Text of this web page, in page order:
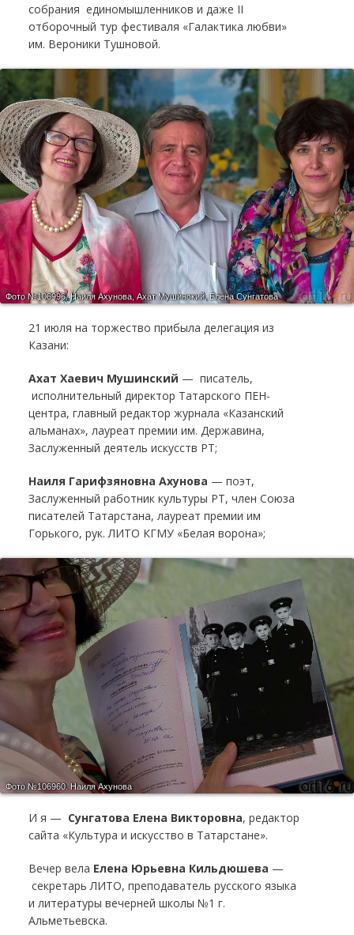
собрания единомышленников и даже II
отборочный тур фестиваля «Галактика любви»
им. Вероники Тушновой.
Фото №106996.Наиля Ахунова, Ахат Мушинский, Елена Сунгатова
21 июля на торжество прибыла делегация из
Казани:
Ахат Хаевич Мушинский — писатель,
исполнительный директор Татарского ПЕН-
центра, главный редактор журнала «Казанский
альманах», лауреат премии им. Державина,
Заслуженный деятель искусств РТ;
Наиля Гарифзяновна Ахунова — поэт,
Заслуженный работник культуры РТ, член Союза
писателей Татарстана, лауреат премии им
Горького, рук. ЛИТО КГМУ «Белая ворона»;
Фото №106960.Наиля Ахунова
И я — Сунгатова Елена Викторовна, редактор
сайта «Культура и искусство в Татарстане».
Вечер вела Елена Юрьевна Кильдюшева —
секретарь ЛИТО, преподаватель русского языка
и литературы вечерней школы №1 г.
Альметьевска.